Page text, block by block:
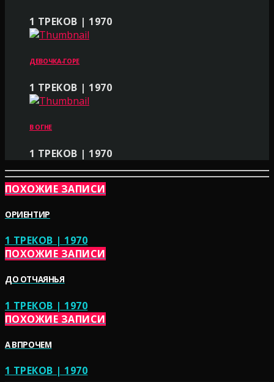
1 ТРЕКОВ | 1970
ДЕВОЧКА-ГОРЕ
1 ТРЕКОВ | 1970
В ОГНЕ
1 ТРЕКОВ | 1970
ПОХОЖИЕ ЗАПИСИ
ОРИЕНТИР
1 ТРЕКОВ | 1970
ПОХОЖИЕ ЗАПИСИ
ДО ОТЧАЯНЬЯ
1 ТРЕКОВ | 1970
ПОХОЖИЕ ЗАПИСИ
А ВПРОЧЕМ
1 ТРЕКОВ | 1970